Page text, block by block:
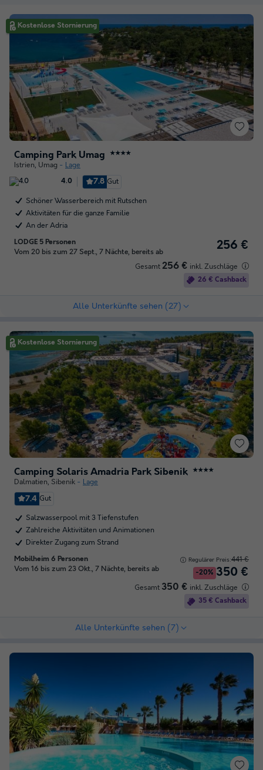
Kostenlose Stornierung
Camping Park Umag ★★★★
Istrien, Umag Lage
4.0 7.8 Gut
Schöner Wasserbereich mit Rutschen
Aktivitäten für die ganze Familie
An der Adria
LODGE 5 Personen
Vom 20 bis zum 27 Sept., 7 Nächte, bereits ab
256 €
Gesamt 256 € inkl. Zuschläge
26 € Cashback
Alle Unterkünfte sehen (27)
Kostenlose Stornierung
Camping Solaris Amadria Park Sibenik ★★★★
Dalmatien, Sibenik Lage
7.4 Gut
Salzwasserpool mit 3 Tiefenstufen
Zahlreiche Aktivitäten und Animationen
Direkter Zugang zum Strand
Mobilheim 6 Personen
Vom 16 bis zum 23 Okt., 7 Nächte, bereits ab
Regulärer Preis:441 €
-20% 350 €
Gesamt 350 € inkl. Zuschläge
35 € Cashback
Alle Unterkünfte sehen (7)